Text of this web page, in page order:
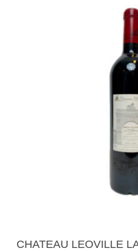
Додади
CHATEAU LEOVILLE